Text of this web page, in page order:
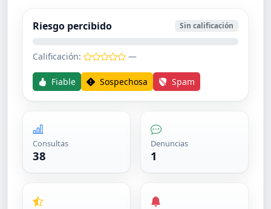
Riesgo percibido Sin calificación
Calificación: —
Fiable Sospechosa Spam
Consultas
38
Denuncias
1